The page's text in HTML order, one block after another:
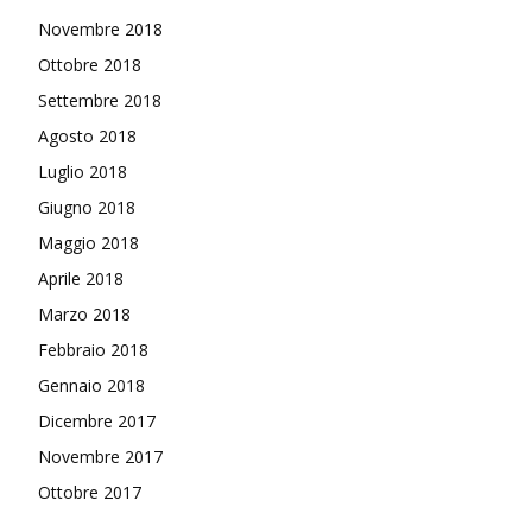
Novembre 2018
Ottobre 2018
Settembre 2018
Agosto 2018
Luglio 2018
Giugno 2018
Maggio 2018
Aprile 2018
Marzo 2018
Febbraio 2018
Gennaio 2018
Dicembre 2017
Novembre 2017
Ottobre 2017